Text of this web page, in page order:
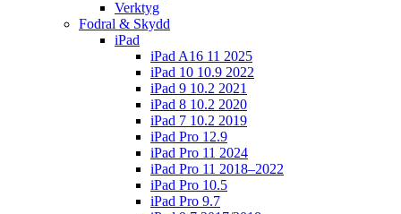
Verktyg
Fodral & Skydd
iPad
iPad A16 11 2025
iPad 10 10.9 2022
iPad 9 10.2 2021
iPad 8 10.2 2020
iPad 7 10.2 2019
iPad Pro 12.9
iPad Pro 11 2024
iPad Pro 11 2018–2022
iPad Pro 10.5
iPad Pro 9.7